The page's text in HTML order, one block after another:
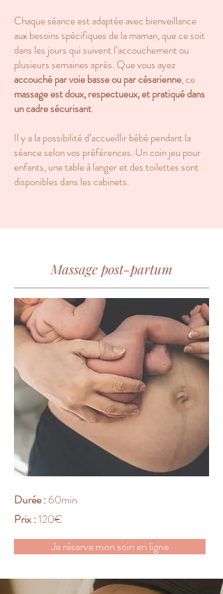
Chaque séance est adaptée avec bienveillance
aux besoins spécifiques de la maman, que ce soit
dans les jours qui suivent l’accouchement ou
plusieurs semaines après. Que vous ayez
accouché par voie basse ou par césarienne, ce
massage est doux, respectueux, et pratiqué dans
un cadre sécurisant.
Il y a la possibilité d’accueillir bébé pendant la
séance selon vos préférences. Un coin jeu pour
enfants, une table à langer et des toilettes sont
disponibles dans les cabinets.
Massage post-partum
Durée :60min
Prix :120€
Je réserve mon soin en ligne